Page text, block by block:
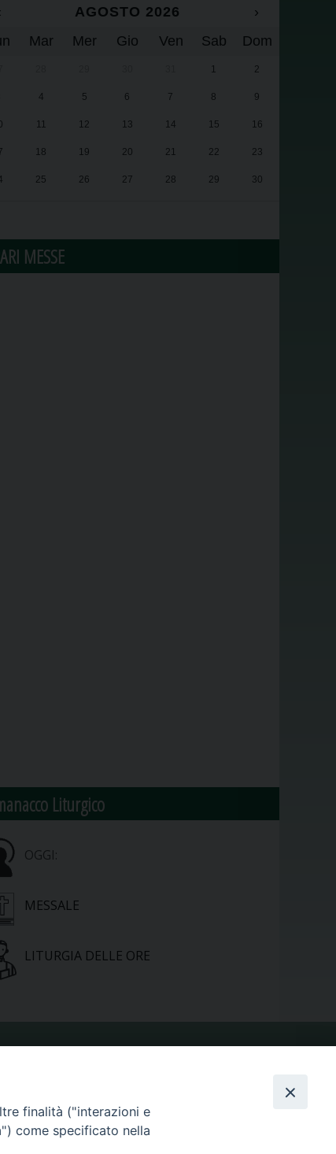
AGOSTO 2026
›
Mar Mer Gio Ven Sab Dom
1 2
4 5 6 7 8 9
11 12 13 14 15 16
18 19 20 21 22 23
25 26 27 28 29 30
MESSE
Liturgico
OGGI:
MESSALE
LITURGIA DELLE ORE
PHOTOGALLERY
finalità ("interazioni e
come specificato nella